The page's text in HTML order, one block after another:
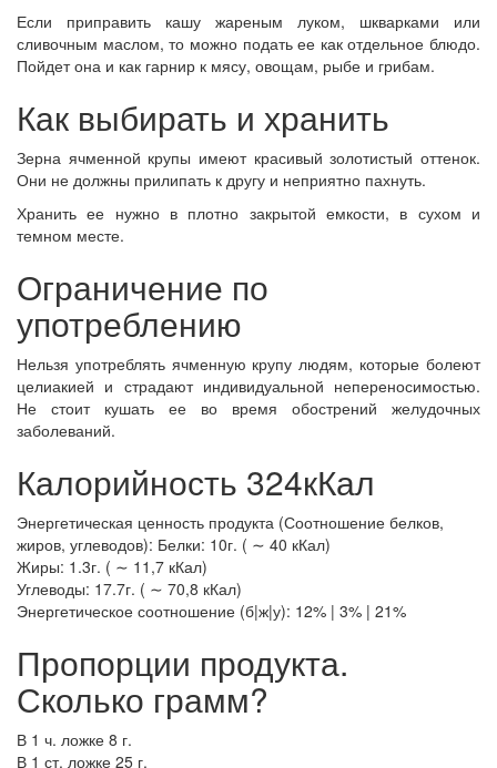
Если приправить кашу жареным луком, шкварками или
сливочным маслом, то можно подать ее как отдельное блюдо.
Пойдет она и как гарнир к мясу, овощам, рыбе и грибам.
Как выбирать и хранить
Зерна ячменной крупы имеют красивый золотистый оттенок.
Они не должны прилипать к другу и неприятно пахнуть.
Хранить ее нужно в плотно закрытой емкости, в сухом и
темном месте.
Ограничение по
употреблению
Нельзя употреблять ячменную крупу людям, которые болеют
целиакией и страдают индивидуальной непереносимостью.
Не стоит кушать ее во время обострений желудочных
заболеваний.
Калорийность 324кКал
Энергетическая ценность продукта (Соотношение белков,
жиров, углеводов): Белки: 10г. ( ∼ 40 кКал)
Жиры: 1.3г. ( ∼ 11,7 кКал)
Углеводы: 17.7г. ( ∼ 70,8 кКал)
Энергетическое соотношение (б|ж|у): 12% | 3% | 21%
Пропорции продукта.
Сколько грамм?
В 1 ч. ложке 8 г.
В 1 ст. ложке 25 г.